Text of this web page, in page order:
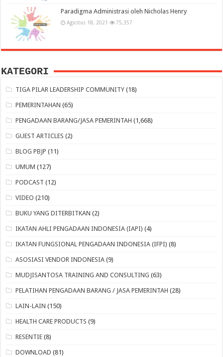
Paradigma Administrasi oleh Nicholas Henry
Agustus 18, 2021 75,357
KATEGORI
TIGA PILAR LEADERSHIP COMMUNITY (18)
PEMERINTAHAN (65)
PENGADAAN BARANG/JASA PEMERINTAH (1,668)
GUEST ARTICLES (2)
BLOG PBJP (11)
UMUM (127)
PODCAST (12)
VIDEO (210)
BUKU YANG DITERBITKAN (2)
IKATAN AHLI PENGADAAN INDONESIA (IAPI) (4)
IKATAN FUNGSIONAL PENGADAAN INDONESIA (IFPI) (8)
ASOSIASI VENDOR INDONESIA (9)
MUDJISANTOSA TRAINING AND CONSULTING (63)
PELATIHAN PENGADAAN BARANG / JASA PEMERINTAH (28)
LAIN-LAIN (150)
HEALTH CARE PRODUCTS (9)
RESENTIE (8)
DOWNLOAD (81)